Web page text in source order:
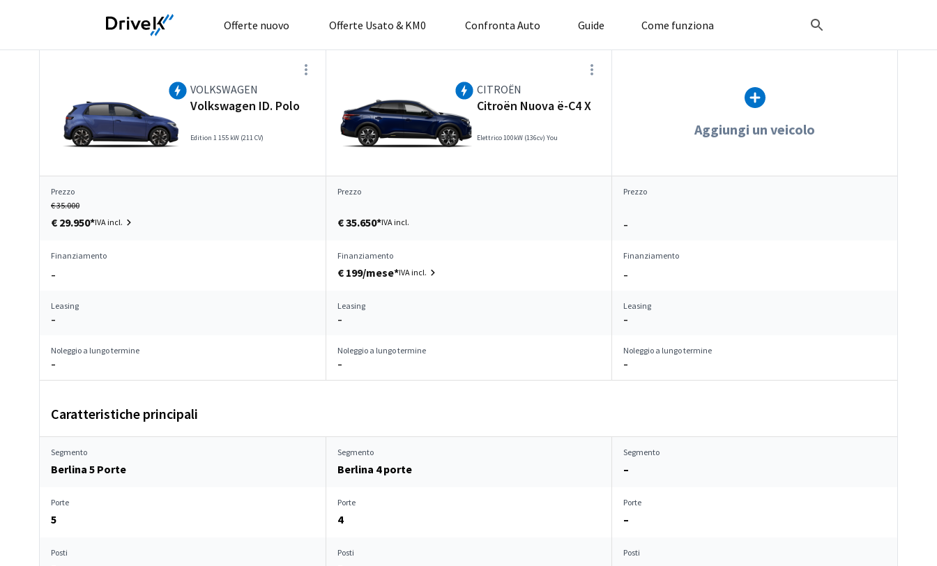
Offerte nuovo Offerte Usato & KM0 Confronta Auto Guide Come funziona
VOLKSWAGEN
Volkswagen ID. Polo
Edition 1 155 kW (211 CV)
CITROËN
Citroën Nuova ë-C4 X
Elettrico 100kW (136cv) You Aggiungi un veicolo
Prezzo
€ 35.000
€ 29.950*IVA incl.
Prezzo
€ 35.650*IVA incl.
Prezzo
–
Finanziamento
–
Finanziamento
€ 199/mese*IVA incl.
Finanziamento
–
Leasing
–
Leasing
–
Leasing
–
Noleggio a lungo termine
–
Noleggio a lungo termine
–
Noleggio a lungo termine
–
Caratteristiche principali
Segmento
Berlina 5 Porte
Segmento
Berlina 4 porte
Segmento
–
Porte
5
Porte
4
Porte
–
Posti Posti Posti